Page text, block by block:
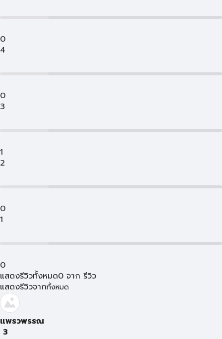
0
4
0
3
1
2
0
1
0
แสดงรีวิวทั้งหมด0 จาก รีวิว
แสดงรีวิวจากทั้งหมด
แพรวพรรณ
3